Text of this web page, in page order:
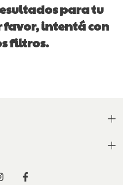
para tu
favor, intentá con
filtros.